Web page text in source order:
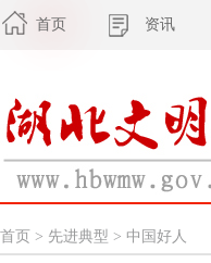
首页 资讯
首页 > 先进典型 > 中国好人